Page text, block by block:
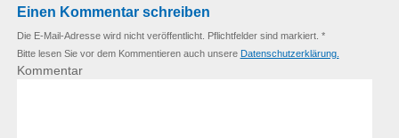
Einen Kommentar schreiben
Die E-Mail-Adresse wird nicht veröffentlicht. Pflichtfelder sind markiert. *
Bitte lesen Sie vor dem Kommentieren auch unsere Datenschutzerklärung.
Kommentar